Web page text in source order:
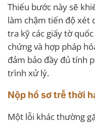
Thiếu bước này sẽ
làm chậm tiến độ xét
tra kỹ các giấy tờ
chứng và hợp pháp
đảm bảo đầy đủ tính
trình xử lý.
Nộp hồ sơ trễ thời
Một lỗi khác thường